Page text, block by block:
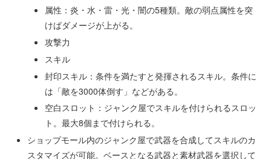
属性：炎・水・雷・光・闇の5種類。敵の弱点属性を突
けばダメージが上がる。
攻撃力
スキル
封印スキル：条件を満たすと発揮されるスキル。条件に
は「敵を3000体倒す」などがある。
空白スロット：ジャンク屋でスキルを付けられるスロッ
ト。最大8個まで付けられる。
ショップモール内のジャンク屋で武器を合成してスキルのカ
スタマイズが可能。ベースとなる武器と素材武器を選択して